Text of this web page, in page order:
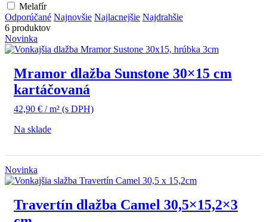
Melafír
Odporúčané Najnovšie Najlacnejšie Najdrahšie
6 produktov
Novinka
Mramor dlažba Sunstone 30×15 cm
kartáčovaná
42,90 € / m² (s DPH)
Na sklade
Novinka
Travertín dlažba Camel 30,5×15,2×3